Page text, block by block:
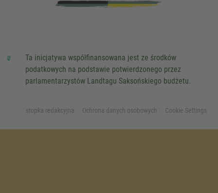
Ta inicjatywa współfinansowana jest ze środków
podatkowych na podstawie potwierdzonego przez
parlamentarzystów Landtagu Saksońskiego budżetu.
stopka redakcyjna Ochrona danych osobowych Cookie Settings